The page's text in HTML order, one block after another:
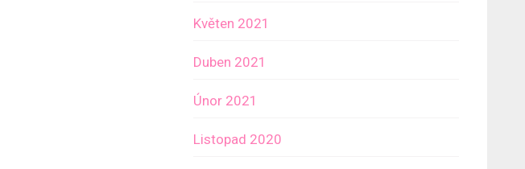
Květen 2021
Duben 2021
Únor 2021
Listopad 2020